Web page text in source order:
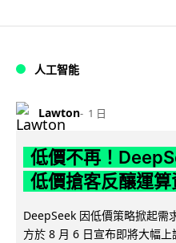
人工智能
Lawton 1 日
低價不再！
低價搶客反釀運
DeepSeek 因低價策略掀起需
方於 8 月 6 日宣布即將大幅